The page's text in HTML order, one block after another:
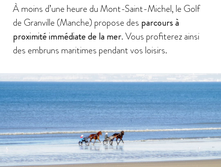
À moins d’une heure du Mont-Saint-Michel, le Golf
de Granville (Manche) propose des parcours à
proximité immédiate de la mer. Vous profiterez ainsi
des embruns maritimes pendant vos loisirs.